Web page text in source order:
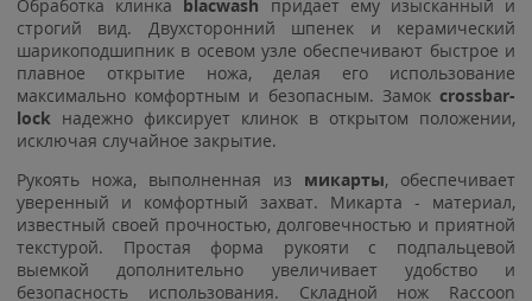
Обработка клинка blacwash придает ему изысканный и
строгий вид. Двухсторонний шпенек и керамический
шарикоподшипник в осевом узле обеспечивают быстрое и
плавное открытие ножа, делая его использование
максимально комфортным и безопасным. Замок crossbar-
lock надежно фиксирует клинок в открытом положении,
исключая случайное закрытие.
Рукоять ножа, выполненная из микарты, обеспечивает
уверенный и комфортный захват. Микарта - материал,
известный своей прочностью, долговечностью и приятной
текстурой. Простая форма рукояти с подпальцевой
выемкой дополнительно увеличивает удобство и
безопасность использования. Складной нож Raccoon